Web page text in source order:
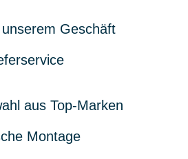
Geschäft
aus Top-Marken
Montage